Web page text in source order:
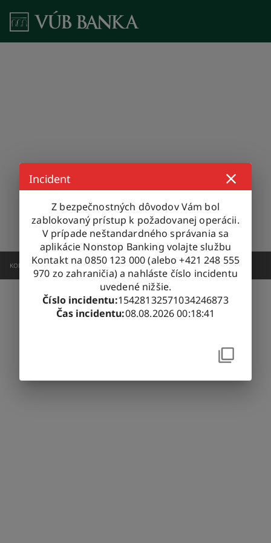
KONTAKTUJTE NÁS 0850 123 000 +421 2 4855 5970
Incident
Z bezpečnostných dôvodov Vám bol
zablokovaný prístup k požadovanej operácii.
V prípade neštandardného správania sa
aplikácie Nonstop Banking volajte službu
Kontakt na 0850 123 000 (alebo +421 248 555
970 zo zahraničia) a nahláste číslo incidentu
uvedené nižšie.
Číslo incidentu:15428132571034246873
Čas incidentu:08.08.2026 00:18:41